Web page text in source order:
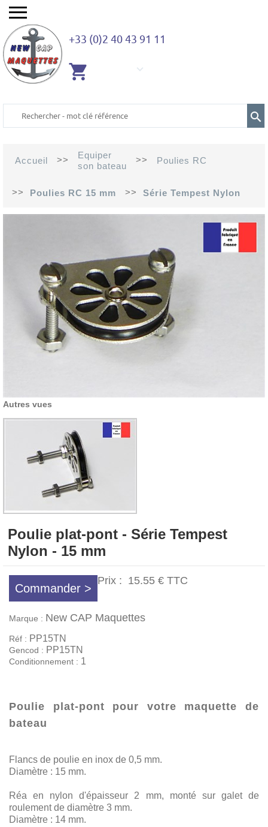
+33 (0)2 40 43 91 11
Accueil >>
Equiper
son bateau
>> Poulies RC
>> Poulies RC 15 mm >> Série Tempest Nylon
Autres vues
Poulie plat-pont - Série Tempest
Nylon - 15 mm
Commander >
Prix : 15.55 € TTC
Marque : New CAP Maquettes
Réf : PP15TN
Gencod : PP15TN
Conditionnement : 1
Poulie plat-pont pour votre maquette de
bateau
Flancs de poulie en inox de 0,5 mm.
Diamètre : 15 mm.
Réa en nylon d'épaisseur 2 mm, monté sur galet de
roulement de diamètre 3 mm.
Diamètre : 14 mm.